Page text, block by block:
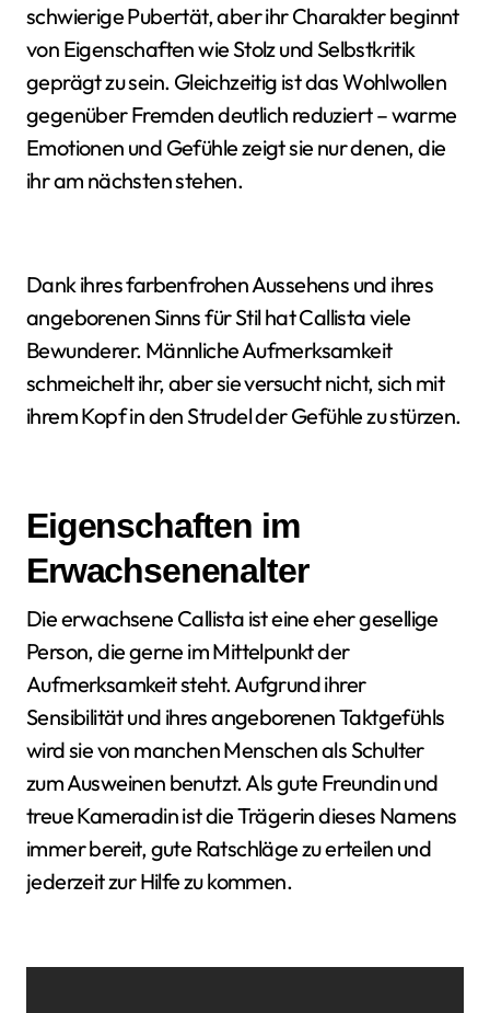
schwierige Pubertät, aber ihr Charakter beginnt
von Eigenschaften wie Stolz und Selbstkritik
geprägt zu sein. Gleichzeitig ist das Wohlwollen
gegenüber Fremden deutlich reduziert – warme
Emotionen und Gefühle zeigt sie nur denen, die
ihr am nächsten stehen.
Dank ihres farbenfrohen Aussehens und ihres
angeborenen Sinns für Stil hat Callista viele
Bewunderer. Männliche Aufmerksamkeit
schmeichelt ihr, aber sie versucht nicht, sich mit
ihrem Kopf in den Strudel der Gefühle zu stürzen.
Eigenschaften im
Erwachsenenalter
Die erwachsene Callista ist eine eher gesellige
Person, die gerne im Mittelpunkt der
Aufmerksamkeit steht. Aufgrund ihrer
Sensibilität und ihres angeborenen Taktgefühls
wird sie von manchen Menschen als Schulter
zum Ausweinen benutzt. Als gute Freundin und
treue Kameradin ist die Trägerin dieses Namens
immer bereit, gute Ratschläge zu erteilen und
jederzeit zur Hilfe zu kommen.